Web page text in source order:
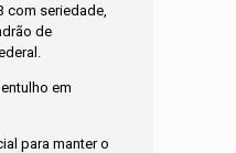
com seriedade,
de
em
para manter o